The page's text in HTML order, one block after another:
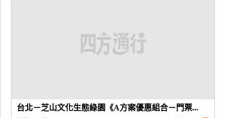
台北－芝山文化生態綠園《A方案優惠組合－門票...